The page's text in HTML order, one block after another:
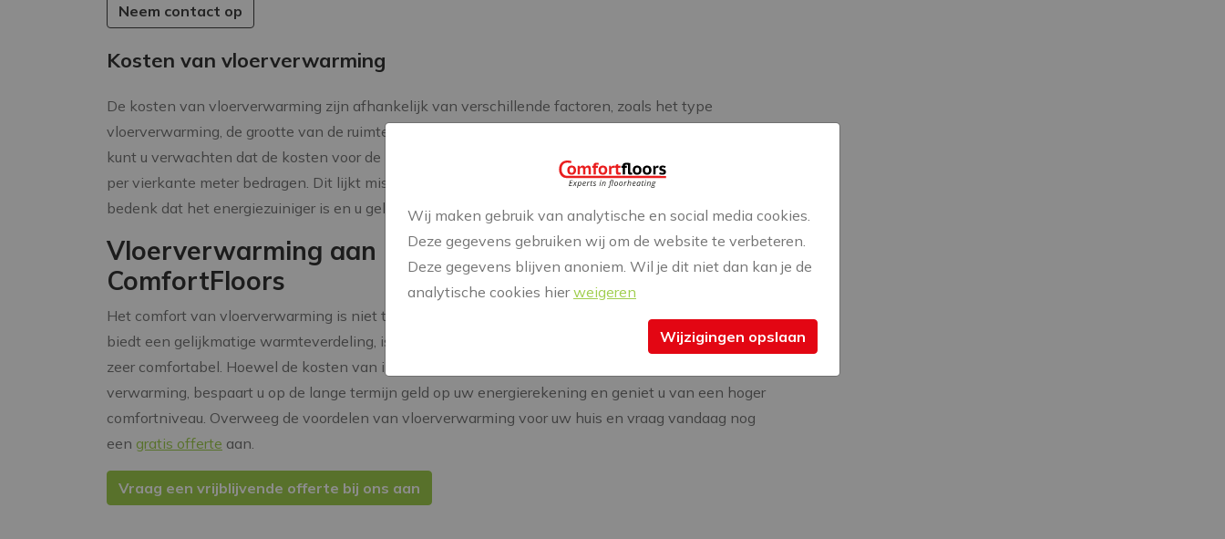
Neem contact op
Kosten van vloerverwarming
De kosten van vloerverwarming zijn afhankelijk van verschillende factoren, zoals het type
vloerverwarming, de grootte van de ruimte en de complexiteit van de installatie. Over het algemeen
kunt u verwachten dat de kosten voor de installatie van vloerverwarming tussen de €50 en €150
per vierkante meter bedragen. Dit lijkt misschien duurder dan traditionele verwarming, maar
bedenk dat het energiezuiniger is en u geld bespaart op de lange termijn.
Vloerverwarming aan laten leggen door
ComfortFloors
Het comfort van vloerverwarming is niet te evenaren met traditionele verwarmingssystemen. Het
biedt een gelijkmatige warmteverdeling, is energiezuinig, verbetert de luchtkwaliteit en is bovenal
zeer comfortabel. Hoewel de kosten van installatie hoger kunnen zijn dan bij traditionele
verwarming, bespaart u op de lange termijn geld op uw energierekening en geniet u van een hoger
comfortniveau. Overweeg de voordelen van vloerverwarming voor uw huis en vraag vandaag nog
een gratis offerte aan.
Vraag een vrijblijvende offerte bij ons aan
Wij maken gebruik van analytische en social media cookies.
Deze gegevens gebruiken wij om de website te verbeteren.
Deze gegevens blijven anoniem. Wil je dit niet dan kan je de
analytische cookies hierweigeren
Wijzigingen opslaan